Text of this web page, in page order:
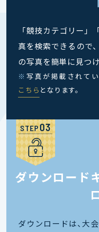
「競技カテゴリー
真を検索できるので
の写真を簡単に見つ
※ 写真が掲載されてい
こちら となります。
STEP
ダウンロード
ダウンロードは､大